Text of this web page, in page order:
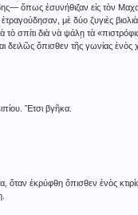
ὅπως ἐσυνήθιζαν εἰς τὸν
μὲ δύο ζυγιὲς
τὸ σπίτι διὰ νὰ ψάλῃ τὰ
δειλῶς ὄπισθεν τῆς γωνίας
Ἔτσι βγῆκα.
ὅταν ἐκρύφθη ὄπισθεν ἑνὸς